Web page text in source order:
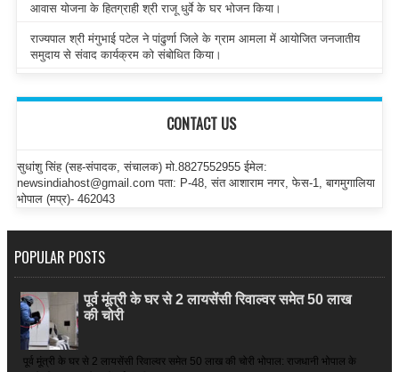
आवास योजना के हितग्राही श्री राजू धुर्वे के घर भोजन किया।
राज्यपाल श्री मंगुभाई पटेल ने पांढुर्णा जिले के ग्राम आमला में आयोजित जनजातीय
समुदाय से संवाद कार्यक्रम को संबोधित किया।
CONTACT US
सुधांशु सिंह (सह-संपादक, संचालक) मो.8827552955 ईमेल:
newsindiahost@gmail.com पता: P-48, संत आशाराम नगर, फेस-1, बागमुगालिया
भोपाल (मप्र)- 462043
POPULAR POSTS
पूर्व मूंत्री के घर से 2 लायसेंसी रिवाल्वर समेत 50 लाख
की चोरी
पूर्व मूंत्री के घर से 2 लायसेंसी रिवाल्वर समेत 50 लाख की चोरी भोपाल: राजधानी भोपाल के